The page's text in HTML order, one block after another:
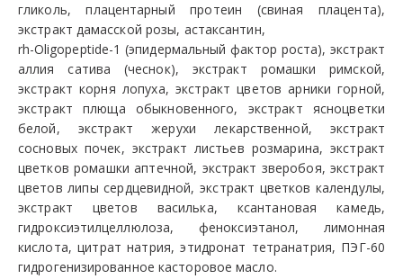
гликоль, плацентарный протеин (свиная плацента),
экстракт дамасской розы, астаксантин,
rh-Oligopeptide-1 (эпидермальный фактор роста), экстракт
аллия сатива (чеснок), экстракт ромашки римской,
экстракт корня лопуха, экстракт цветов арники горной,
экстракт плюща обыкновенного, экстракт ясноцветки
белой, экстракт жерухи лекарственной, экстракт
сосновых почек, экстракт листьев розмарина, экстракт
цветков ромашки аптечной, экстракт зверобоя, экстракт
цветов липы сердцевидной, экстракт цветков календулы,
экстракт цветов василька, ксантановая камедь,
гидроксиэтилцеллюлоза, феноксиэтанол, лимонная
кислота, цитрат натрия, этидронат тетранатрия, ПЭГ-60
гидрогенизированное касторовое масло.